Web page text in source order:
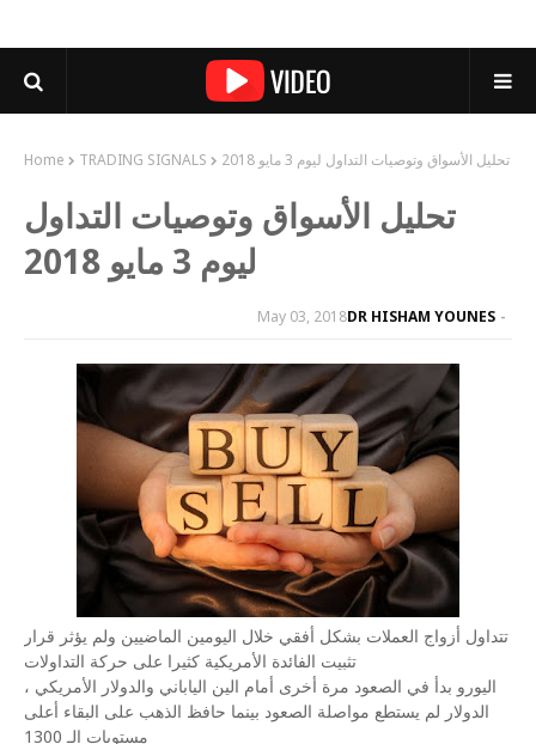
Home TRADING SIGNALS تحليل الأسواق وتوصيات التداول ليوم 3 مايو 2018
تحليل الأسواق وتوصيات التداول
ليوم 3 مايو 2018
DR HISHAM YOUNES
May 03, 2018
تتداول أزواج العملات بشكل أفقي خلال اليومين الماضيين ولم يؤثر قرار
تثبيت الفائدة الأمريكية كثيرا على حركة التداولات
اليورو بدأ في الصعود مرة أخرى أمام الين الياباني والدولار الأمريكي ،
الدولار لم يستطع مواصلة الصعود بينما حافظ الذهب على البقاء أعلى
مستويات الـ 1300